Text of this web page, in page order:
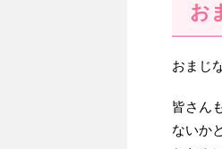
お
おまじ
皆さん
ないか